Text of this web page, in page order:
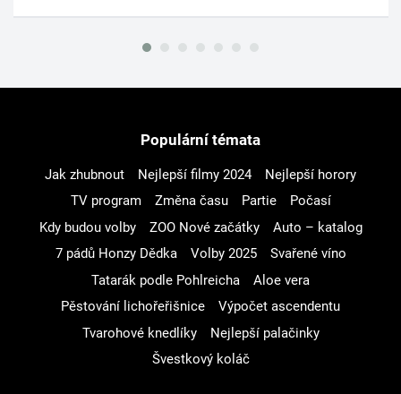
Populární témata
Jak zhubnout Nejlepší filmy 2024
Nejlepší horory
TV program
Změna času Partie
Počasí
Kdy budou volby
ZOO Nové začátky
Auto – katalog
7 pádů Honzy Dědka
Volby 2025
Svařené víno
Tatarák podle Pohlreicha
Aloe vera
Pěstování lichořeřišnice
Výpočet ascendentu
Tvarohové knedlíky
Nejlepší palačinky
Švestkový koláč